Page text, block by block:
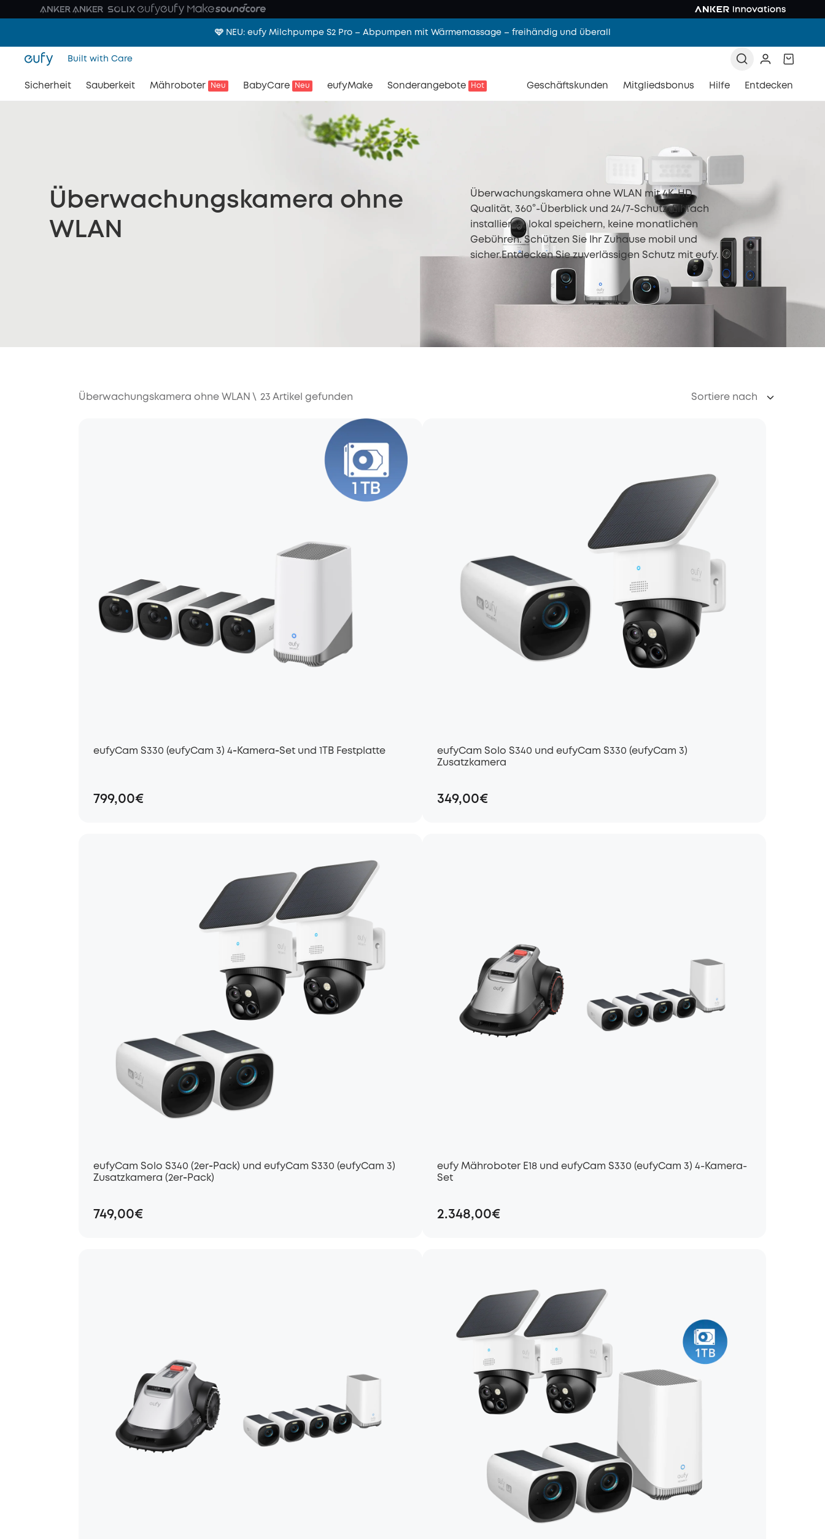
🩷 NEU: eufy Milchpumpe S2 Pro – Abpumpen mit Wärmemassage – freihändig und überall
Built with Care
Sicherheit Sauberkeit Mähroboter Neu BabyCare Neu eufyMake Sonderangebote Hot Geschäftskunden Mitgliedsbonus Hilfe Entdecken
Überwachungskamera ohne
WLAN
Überwachungskamera ohne WLAN mit 4K-HD
Qualität, 360°-Überblick und 24/7-Schutz. Einfach
installieren, lokal speichern, keine monatlichen
Gebühren. Schützen Sie Ihr Zuhause mobil und
sicher.Entdecken Sie zuverlässigen Schutz mit eufy.
Überwachungskamera ohne WLAN \ 23 Artikel gefunden Sortiere nach
eufyCam S330 (eufyCam 3) 4‑Kamera‑Set und 1TB Festplatte
799,00€
eufyCam Solo S340 und eufyCam S330 (eufyCam 3)
Zusatzkamera
349,00€
eufyCam Solo S340 (2er‑Pack) und eufyCam S330 (eufyCam 3)
Zusatzkamera (2er‑Pack)
749,00€
eufy Mähroboter E18 und eufyCam S330 (eufyCam 3) 4-Kamera-
Set
2.348,00€